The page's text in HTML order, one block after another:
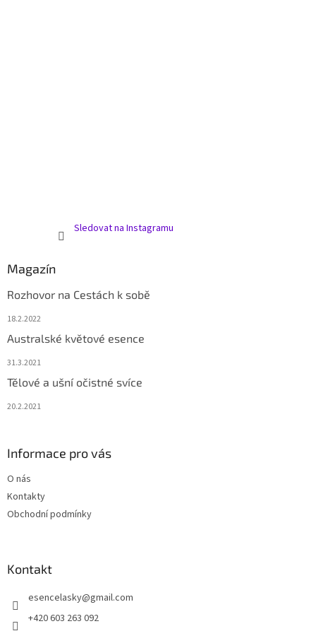
Sledovat na Instagramu
Magazín
Rozhovor na Cestách k sobě
18.2.2022
Australské květové esence
31.3.2021
Tělové a ušní očistné svíce
20.2.2021
Informace pro vás
O nás
Kontakty
Obchodní podmínky
Kontakt
esencelasky@gmail.com
+420 603 263 092